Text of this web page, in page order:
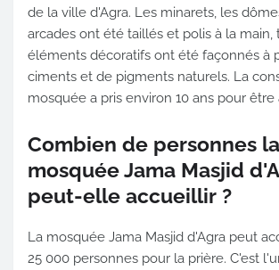
de la ville d'Agra. Les minarets, les
arcades ont été taillés et polis à la main,
éléments décoratifs ont été façonnés à
ciments et de pigments naturels. La
mosquée a pris environ 10 ans pour être
Combien de personnes la
mosquée Jama Masjid
peut-elle accueillir ?
La mosquée Jama Masjid d'Agra peut
25 000 personnes pour la prière. C'est